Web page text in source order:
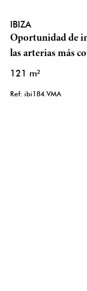
IBIZA
Oportunidad de
las arterias más
121 m²
Ref: ibi184.VMA